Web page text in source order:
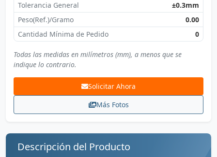
Tolerancia General
±0.3mm
Peso(Ref.)/Gramo
0.00
Cantidad Mínima de Pedido
0
Todas las medidas en milímetros (mm), a menos que se
indique lo contrario.
Solicitar Ahora
Más Fotos
Descripción del Producto